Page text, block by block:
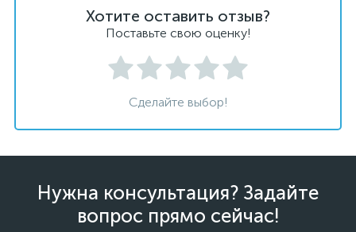
Хотите оставить отзыв?
Поставьте свою оценку!
Сделайте выбор!
Нужна консультация? Задайте
вопрос прямо сейчас!